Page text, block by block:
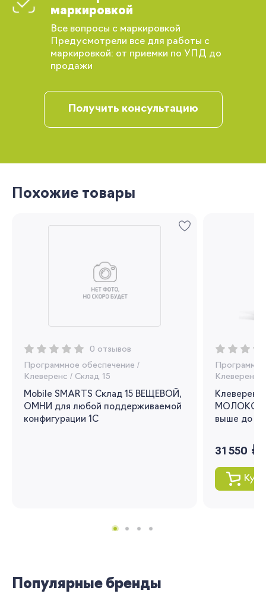
маркировкой
Все вопросы с маркировкой
Предусмотрели все для работы с
маркировкой: от приемки по УПД до
продажи
Получить консультацию
Похожие товары
0 отзывов
Программное обеспечение /
Клеверенс / Склад 15
Mobile SMARTS Склад 15 ВЕЩЕВОЙ,
ОМНИ для любой поддерживаемой
конфигурации 1С
Клеверенс
МОЛОКО
выше до
31 550 руб.
Популярные бренды
Вы сможете отслеживать статус своих
заказов и получать индивидуальные
рекомендации
Я согласен на обработку моих
персональных данных
Вернуться
Забыли свой пароль?
Регистрация
Вы сможете отслеживать статус своих
рекомендации